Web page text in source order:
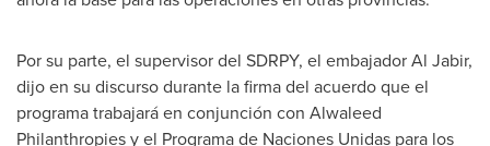
Por su parte, el supervisor del SDRPY, el embajadorAl Jabir,
dijo en su discurso durante la firma del acuerdo que el
programa trabajará en conjunción con Alwaleed
Philanthropies y el Programa de Naciones Unidas para los